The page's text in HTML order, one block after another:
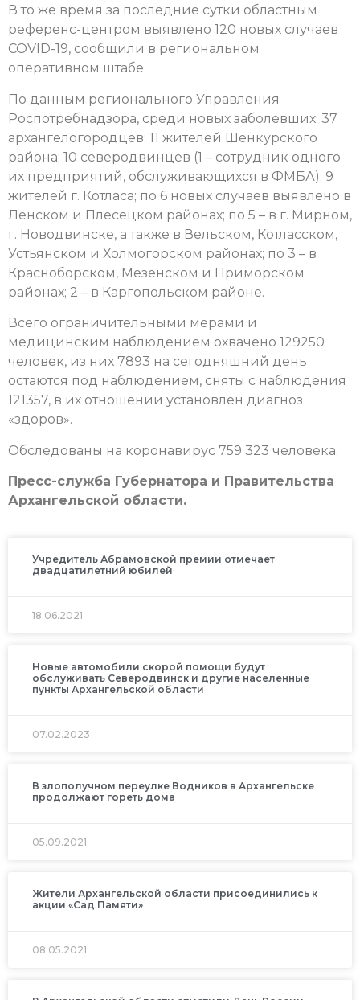
В то же время за последние сутки областным
референс-центром выявлено 120 новых случаев
COVID-19, сообщили в региональном
оперативном штабе.
По данным регионального Управления
Роспотребнадзора, среди новых заболевших: 37
архангелогородцев; 11 жителей Шенкурского
района; 10 северодвинцев (1 – сотрудник одного
их предприятий, обслуживающихся в ФМБА); 9
жителей г. Котласа; по 6 новых случаев выявлено в
Ленском и Плесецком районах; по 5 – в г. Мирном,
г. Новодвинске, а также в Вельском, Котласском,
Устьянском и Холмогорском районах; по 3 – в
Красноборском, Мезенском и Приморском
районах; 2 – в Каргопольском районе.
Всего ограничительными мерами и
медицинским наблюдением охвачено 129250
человек, из них 7893 на сегодняшний день
остаются под наблюдением, сняты с наблюдения
121357, в их отношении установлен диагноз
«здоров».
Обследованы на коронавирус 759 323 человека.
Пресс-служба Губернатора и Правительства
Архангельской области.
Учредитель Абрамовской премии отмечает
двадцатилетний юбилей
18.06.2021
Новые автомобили скорой помощи будут
обслуживать Северодвинск и другие населенные
пункты Архангельской области
07.02.2023
В злополучном переулке Водников в Архангельске
продолжают гореть дома
05.09.2021
Жители Архангельской области присоединились к
акции «Сад Памяти»
08.05.2021